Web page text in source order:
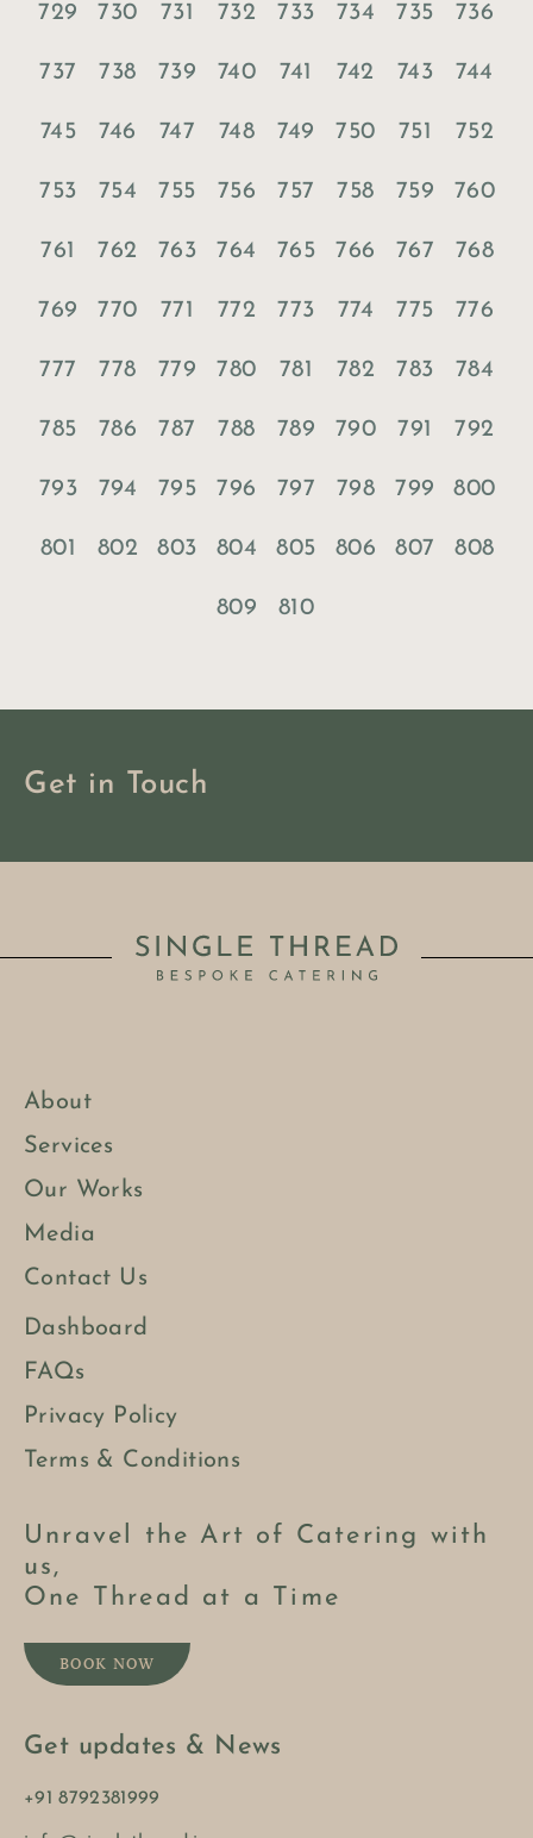
729 730 731 732 733 734 735 736
737 738 739 740 741 742 743 744
745 746 747 748 749 750 751 752
753 754 755 756 757 758 759 760
761 762 763 764 765 766 767 768
769 770 771 772 773 774 775 776
777 778 779 780 781 782 783 784
785 786 787 788 789 790 791 792
793 794 795 796 797 798 799 800
801 802 803 804 805 806 807 808
809 810
Get in Touch
About
Services
Our Works
Media
Contact Us
Dashboard
FAQs
Privacy Policy
Terms & Conditions
Unravel the Art of Catering with
us,
One Thread at a Time
BOOK NOW
Get updates & News
+91 8792381999